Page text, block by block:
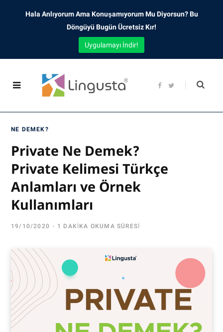
F
b
t
NE DEMEK?
Private Ne Demek?
Private Kelimesi Türkçe
Anlamları ve Örnek
Kullanımları
19/10/2020 1 DAKIKA OKUMA SÜRESI
Hala Anlıyorum Ama Konuşamıyorum Mu Diyorsun? Bu
Döngüyü Bugün Ücretsiz Kır!
Uygulamayı İndir!